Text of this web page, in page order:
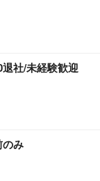
社/未経験歓迎
のみ